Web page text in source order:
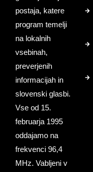
postaja, katere
program temelji
na lokalnih
vsebinah,
preverjenih
informacijah in
slovenski glasbi.
Vse od 15.
februarja 1995
oddajamo na
frekvenci 96,4
MHz. Vabljeni v